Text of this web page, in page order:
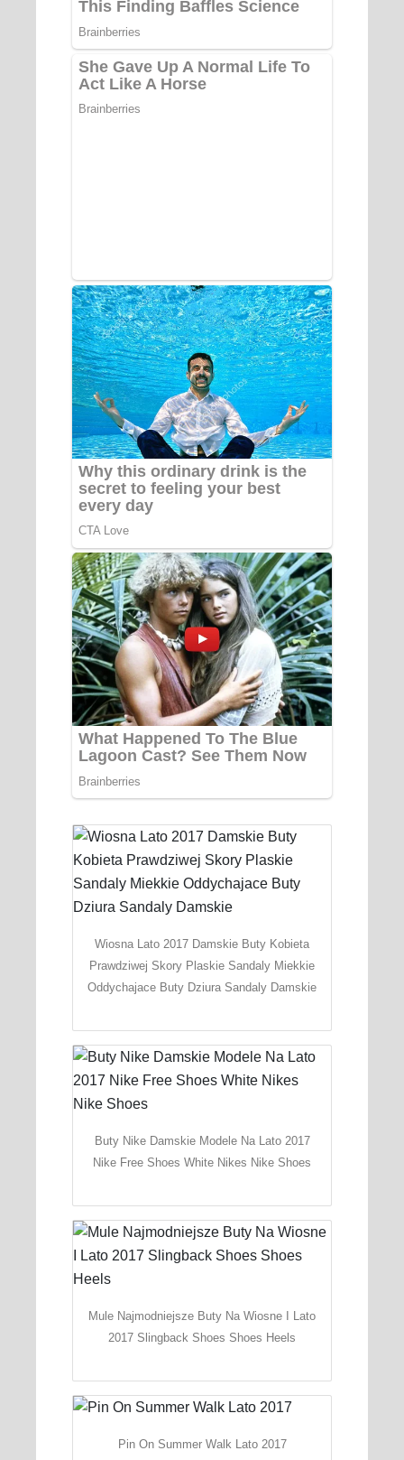
Wiosna Lato 2017 Damskie Buty Kobieta
Prawdziwej Skory Plaskie Sandaly Miekkie
Oddychajace Buty Dziura Sandaly Damskie
Buty Nike Damskie Modele Na Lato 2017
Nike Free Shoes White Nikes Nike Shoes
Mule Najmodniejsze Buty Na Wiosne I Lato
2017 Slingback Shoes Shoes Heels
Pin On Summer Walk Lato 2017